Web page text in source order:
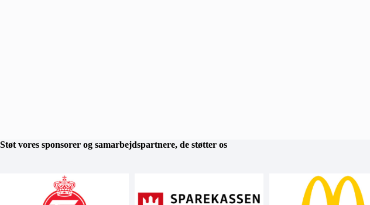
Støt vores sponsorer og samarbejdspartnere, de støtter os